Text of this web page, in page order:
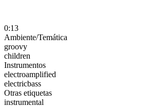
0:13
Ambiente/Temática
groovy
children
Instrumentos
electroamplified
electricbass
Otras etiquetas
instrumental